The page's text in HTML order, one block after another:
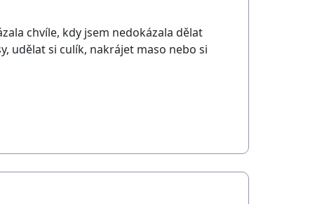
chvíle, kdy jsem nedokázala dělat
udělat si culík, nakrájet maso nebo si